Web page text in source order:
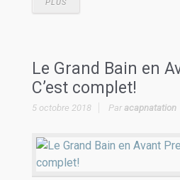
PLUS
Le Grand Bain en
C’est complet!
5 octobre 2018 Paracapnatation